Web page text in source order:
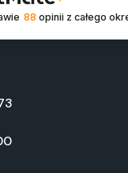
88 opinii z całego